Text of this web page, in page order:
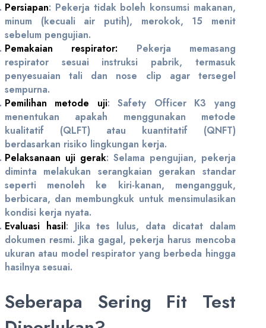
Persiapan: Pekerja tidak boleh konsumsi makanan,
minum (kecuali air putih), merokok, 15 menit
sebelum pengujian.
Pemakaian respirator: Pekerja memasang
respirator sesuai instruksi pabrik, termasuk
penyesuaian tali dan nose clip agar tersegel
sempurna.
Pemilihan metode uji: Safety Officer K3 yang
menentukan apakah menggunakan metode
kualitatif (QLFT) atau kuantitatif (QNFT)
berdasarkan risiko lingkungan kerja.
Pelaksanaan uji gerak: Selama pengujian, pekerja
diminta melakukan serangkaian gerakan standar
seperti menoleh ke kiri-kanan, mengangguk,
berbicara, dan membungkuk untuk mensimulasikan
kondisi kerja nyata.
Evaluasi hasil: Jika tes lulus, data dicatat dalam
dokumen resmi. Jika gagal, pekerja harus mencoba
ukuran atau model respirator yang berbeda hingga
hasilnya sesuai.
Seberapa Sering Fit Test